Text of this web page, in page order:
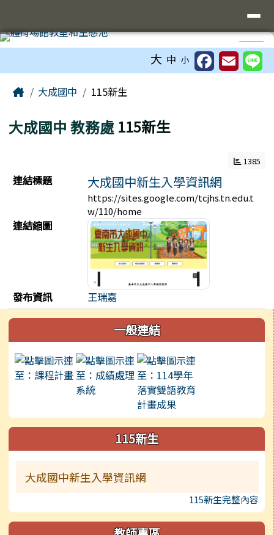
⏸
大 中 小
Home大成國中 115新生
大成國中 教務處 115新生
1385
連結列表
連結標題 大成國中新生入學資訊網
https://sites.google.com/tcjhs.tn.edu.t
w/110/home
連結縮圖
發布資訊 王瑞嘉
左邊區域內容 一般連結
115新生
大成國中新生入學資訊網
115新生完整內容